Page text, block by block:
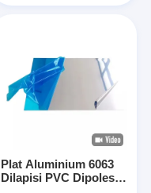
Plat Aluminium 6063
Dilapisi PVC Dipoles